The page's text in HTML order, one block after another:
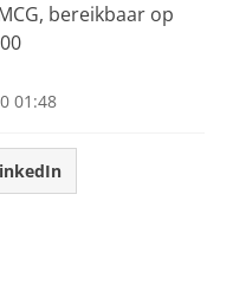
bereikbaar op
01:48